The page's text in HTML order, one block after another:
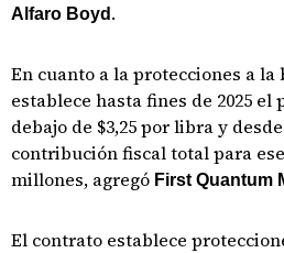
Alfaro Boyd .
En cuanto a la protecciones a
establece hasta fines de 2025
debajo de $3,25 por libra y
contribución fiscal total para
millones, agregó First Quantum
El contrato establece